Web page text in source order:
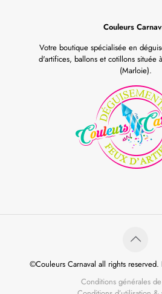
Couleurs
Votre boutique spécialisée en
d'artifices, ballons et cotillons située
(Marloie).
©Couleurs Carnaval all rights reserved.
Conditions générales